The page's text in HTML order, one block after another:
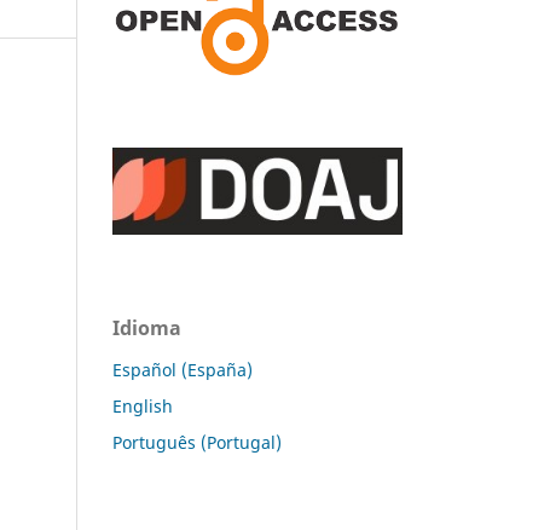
Idioma
Español (España)
English
Português (Portugal)